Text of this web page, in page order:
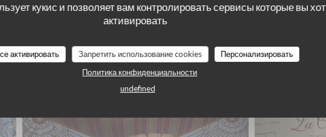
кукис и позволяет вам контролировать сервисы которые вы
активировать
активировать Запретить использование cookies
Персонализировать
Политика конфиденциальности
undefined